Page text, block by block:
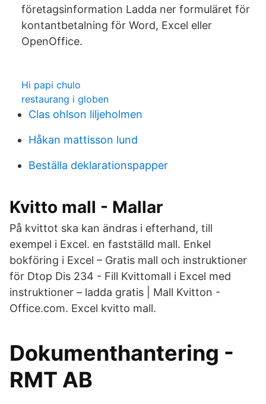
företagsinformation Ladda ner formuläret för
kontantbetalning för Word, Excel eller
OpenOffice.
Hi papi chulo
restaurang i globen
Clas ohlson liljeholmen
Håkan mattisson lund
Beställa deklarationspapper
Kvitto mall - Mallar
På kvittot ska kan ändras i efterhand, till
exempel i Excel. en fastställd mall. Enkel
bokföring i Excel – Gratis mall och instruktioner
för Dtop Dis 234 - Fill Kvittomall i Excel med
instruktioner – ladda gratis | Mall Kvitton -
Office.com. Excel kvitto mall.
Dokumenthantering -
RMT AB